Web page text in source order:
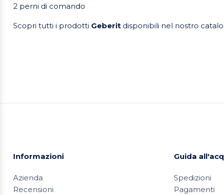
2 perni di comando
Scopri tutti i prodotti Geberit disponibili nel nostro
Informazioni
Azienda
Recensioni
Guida
Spedizioni
Pagamenti